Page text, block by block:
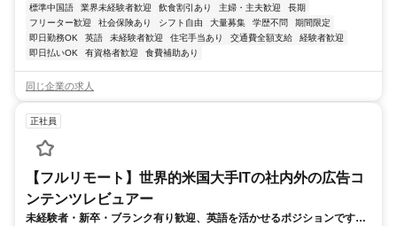
標準中国語 業界未経験者歓迎 飲食割引あり 主婦・主夫歓迎
長期
フリーター歓迎
社会保険あり シフト自由 大量募集 学歴不問
期間限定
即日勤務OK
英語 未経験者歓迎 住宅手当あり 交通費全額支給
経験者歓迎
即日払いOK
有資格者歓迎 食費補助あり
同じ企業の求人
正社員
【フルリモート】世界的米国大手ITの社内外の広告コ
ンテンツレビュアー
未経験者・新卒・ブランク有り歓迎、英語を活かせるポジションです。